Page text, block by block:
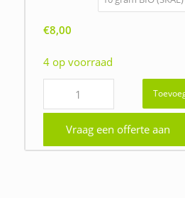
€8,00
4 op voorraad
Vraag een offerte aan